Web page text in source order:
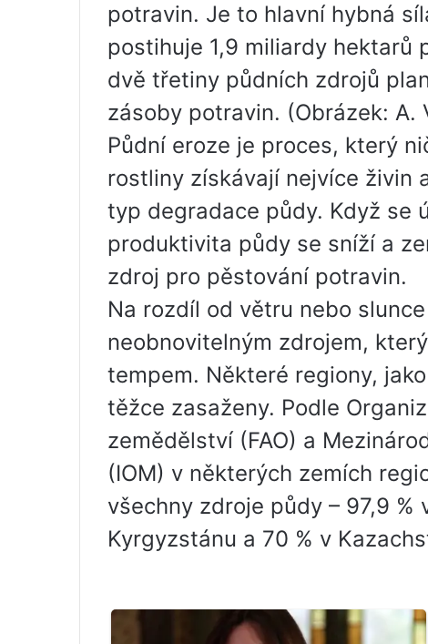
potravin. Je to hlavní hybná
postihuje 1,9 miliardy hektarů
dvě třetiny půdních zdrojů
zásoby potravin. (Obrázek: A.
Půdní eroze je proces, který
rostliny získávají nejvíce živin
typ degradace půdy. Když se
produktivita půdy se sníží a
zdroj pro pěstování potravin.
Na rozdíl od větru nebo
neobnovitelným zdrojem,
tempem. Některé regiony,
těžce zasaženy. Podle
zemědělství (FAO) a
(IOM) v některých zemích
všechny zdroje půdy – 97,9 %
Kyrgyzstánu a 70 % v